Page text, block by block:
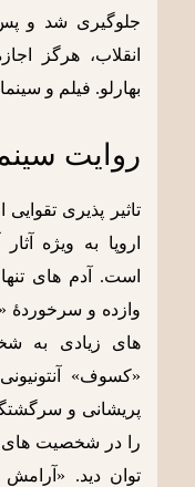
جلوگیری شد و
انقلاب، هرگز
بهارلو. فیلم و سینما.
روایت
تاثیر پذیری
اروپا به ویژه آثار
است. آدم های
وازده و سرخوردۀ
های زیادی به
«کسوف»
پریشانی و
را در شخصیت های
توان دید.